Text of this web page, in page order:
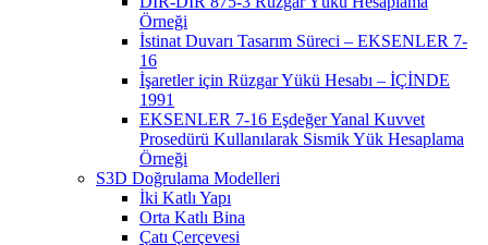
Örneği
İstinat Duvarı Tasarım Süreci – EKSENLER 7-
16
İşaretler için Rüzgar Yükü Hesabı – İÇİNDE
1991
EKSENLER 7-16 Eşdeğer Yanal Kuvvet
Prosedürü Kullanılarak Sismik Yük Hesaplama
Örneği
S3D Doğrulama Modelleri
İki Katlı Yapı
Orta Katlı Bina
Çatı Çerçevesi